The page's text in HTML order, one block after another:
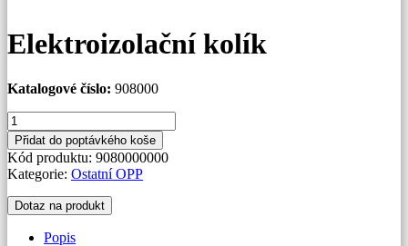
Elektroizolační kolík
Katalogové číslo: 908000
Elektroizolační
kolík
množství
Přidat do poptávkého koše
Kód produktu: 9080000000
Kategorie: Ostatní OPP
Dotaz na produkt
Popis